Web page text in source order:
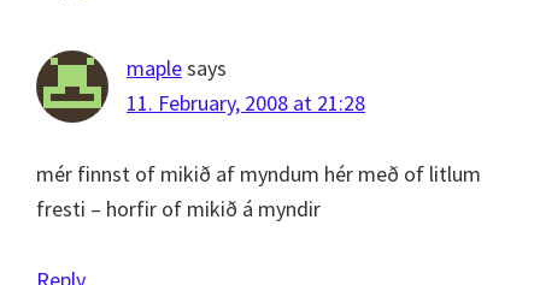
maplesays
11. February, 2008 at 21:28
mér finnst of mikið af myndum hér með of litlum
fresti – horfir of mikið á myndir